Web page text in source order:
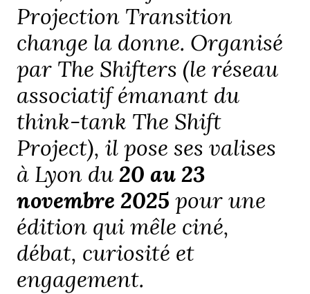
Projection Transition
change la donne. Organisé
par The Shifters (le réseau
associatif émanant du
think-tank The Shift
Project), il pose ses valises
à Lyon du20 au 23
novembre 2025 pour une
édition qui mêle ciné,
débat, curiosité et
engagement.